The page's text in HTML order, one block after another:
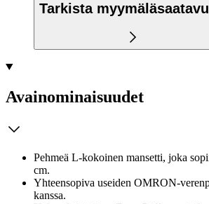
Tarkista
Avainominaisuudet
Pehmeä L-kokoinen mansetti, joka
cm.
Yhteensopiva useiden OMRON-
kanssa.